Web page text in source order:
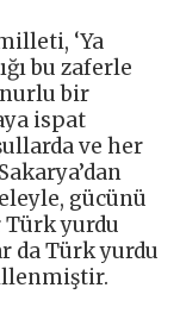
‘Ya
bu zaferle
bir
ispat
ve her
gücünü
Türk yurdu
da Türk yurdu